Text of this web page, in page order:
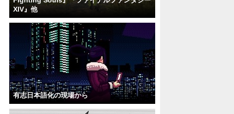
XIV』他
有志日本語化の現場から